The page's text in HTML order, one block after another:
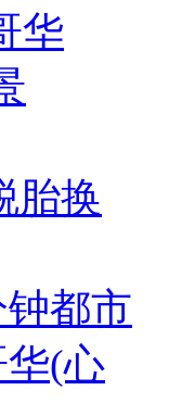
华
胎换
都市
(心